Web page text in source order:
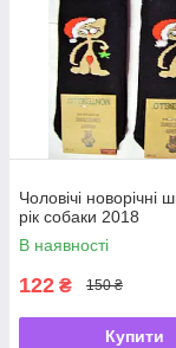
Чоловічі новорічні
рік собаки 2018
В наявності
122 ₴ 150 ₴
Купити